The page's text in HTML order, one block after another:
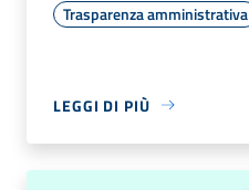
Trasparenza amministrativa
LEGGI DI PIÙ